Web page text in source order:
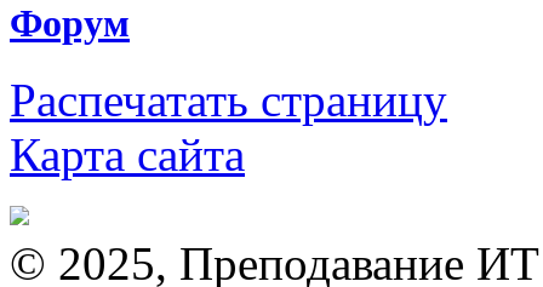
Форум
Распечатать страницу
Карта сайта
© 2025, Преподавание